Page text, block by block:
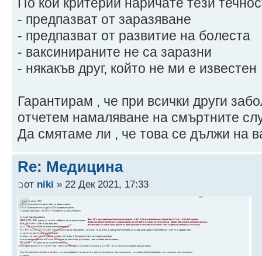
По кой критерий наричате тези
- предпазват от заразяване
- предпазват от развитие на болеста
- ваксинираните не са заразни
- някакъв друг, който не ми е известен
Гарантирам , че при всички други
отчетем намаляване на смъртните
Да смятаме ли , че това се дължи на
Re: Медицина
от niki » 22 Дек 2021, 17:33